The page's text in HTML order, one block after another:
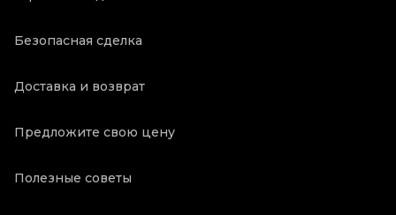
Безопасная сделка
Доставка и возврат
Предложите свою цену
Полезные советы